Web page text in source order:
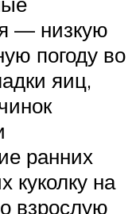
— низкую
погоду во
яиц,
ранних
куколку на
взрослую